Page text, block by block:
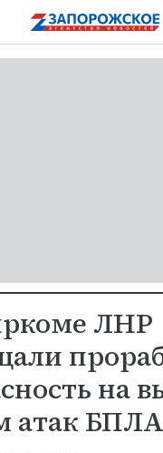
ЛНР
на
атак БПЛА